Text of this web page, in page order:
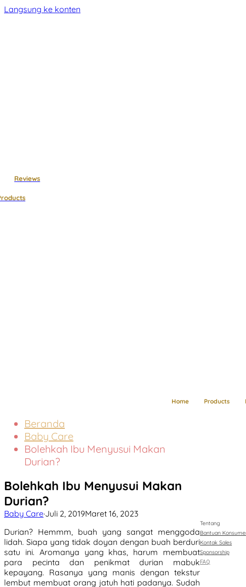
Langsung ke konten
Reviews
Home Products
Beranda
Baby Care
Bolehkah Ibu Menyusui Makan
Durian?
Bolehkah Ibu Menyusui Makan
Durian?
Baby Care·Juli 2, 2019Maret 16, 2023
Durian? Hemmm, buah yang sangat menggoda
lidah. Siapa yang tidak doyan dengan buah berduri
satu ini. Aromanya yang khas, harum membuat
para pecinta dan penikmat durian mabuk
kepayang. Rasanya yang manis dengan tekstur
lembut membuat orang jatuh hati padanya. Sudah
Tentang
Bantuan
Kontak Sales
Sponsorship
FAQ